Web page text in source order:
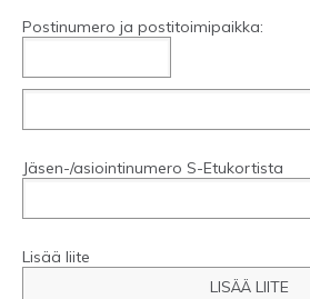
Postinumero ja postitoimipaikka:
Jäsen-/asiointinumero S-Etukortista
Lisää liite
LISÄÄ LIITE